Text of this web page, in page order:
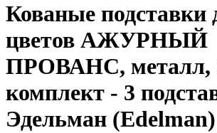
Кованые подставки
цветов АЖУРНЫЙ
ПРОВАНС, металл,
комплект - 3
Эдельман (Edelman)